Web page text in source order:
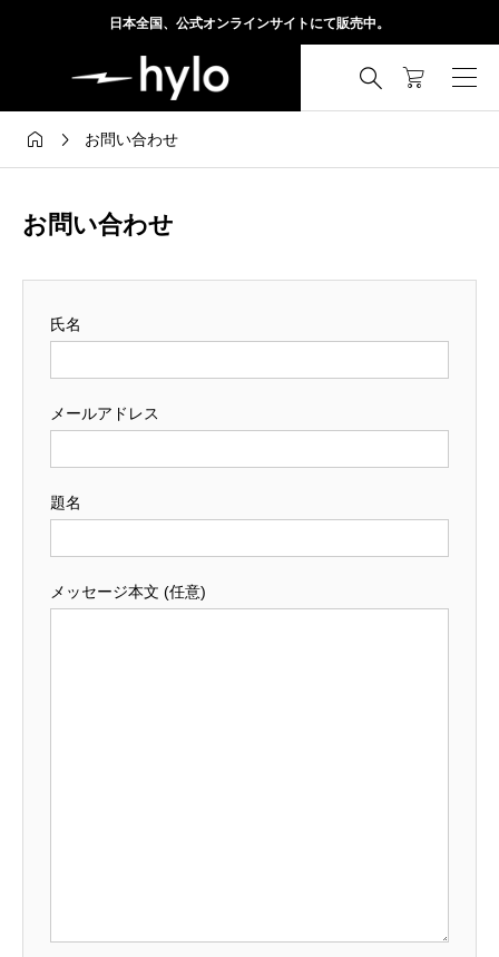
日本全国、公式オンラインサイトにて販売中。

  お問い合わせ
お問い合わせ
氏名
メールアドレス
題名
メッセージ本文 (任意)